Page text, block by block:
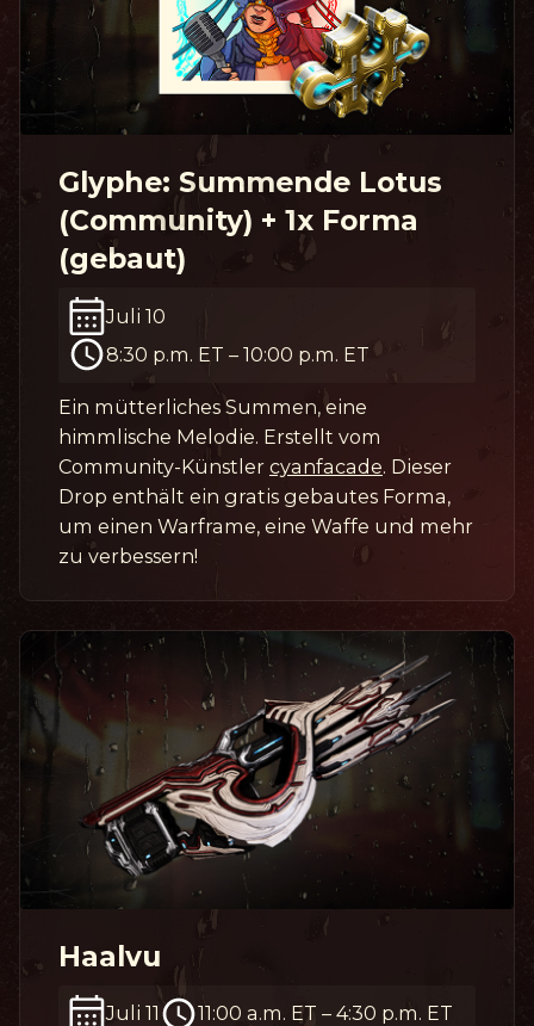
Glyphe: Summende Lotus
(Community) + 1x Forma
(gebaut)
Juli 10
8:30 p.m. ET – 10:00 p.m. ET
Ein mütterliches Summen, eine
himmlische Melodie. Erstellt vom
Community-Künstler cyanfacade. Dieser
Drop enthält ein gratis gebautes Forma,
um einen Warframe, eine Waffe und mehr
zu verbessern!
Haalvu
Juli 11 11:00 a.m. ET – 4:30 p.m. ET